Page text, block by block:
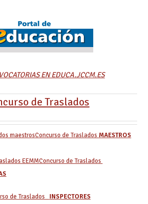
EN EDUCA.JCCM.ES
de Traslados
Concurso de Traslados MAESTROS
Concurso de Traslados
de Traslados INSPECTORES